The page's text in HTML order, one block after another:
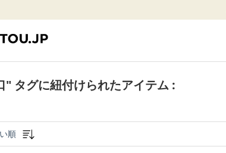
" タグに紐付けられたアイテム :
順